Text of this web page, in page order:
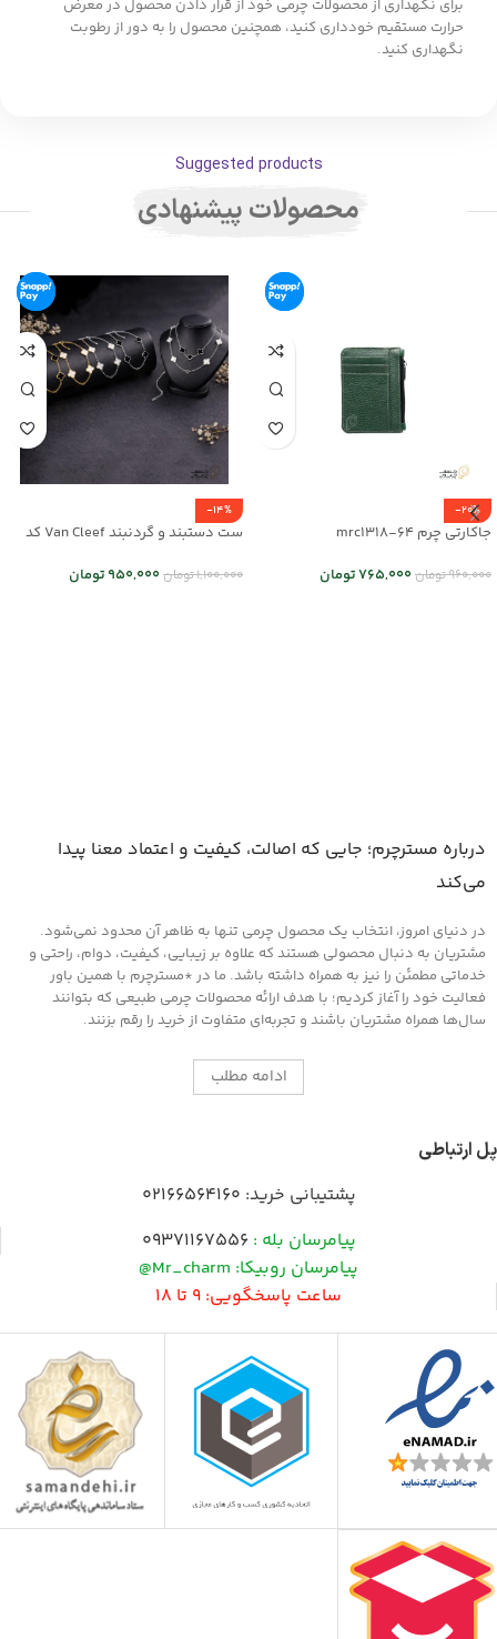
برای نگهداری از محصولات چرمی خود از قرار دادن محصول در معرض
حرارت مستقیم خودداری کنید، همچنین محصول را به دور از رطوبت
نگهداری کنید.
Suggested products
محصولات پیشنهادی
-20%
جاکارتی چرم mrc1318-64
960,000تومان765,000تومان
-14%
ست دستبند و گردنبند Van Cleef کد
1,100,000تومان950,000تومان
درباره مسترچرم؛ جایی که اصالت، کیفیت و اعتماد معنا پیدا
می‌کند
در دنیای امروز، انتخاب یک محصول چرمی تنها به ظاهر آن محدود نمی‌شود.
مشتریان به دنبال محصولی هستند که علاوه بر زیبایی، کیفیت، دوام، راحتی و
خدماتی مطمئن را نیز به همراه داشته باشد. ما در *مسترچرم با همین باور
فعالیت خود را آغاز کردیم؛ با هدف ارائه محصولات چرمی طبیعی که بتوانند
سال‌ها همراه مشتریان باشند و تجربه‌ای متفاوت از خرید را رقم بزنند.
ادامه مطلب
پل ارتباطی
پشتیبانی خرید: 02166564160
پیامرسان بله : 09371167556
پیامرسان روبیکا: Mr_charm@
ساعت پاسخگویی: 9 تا 18